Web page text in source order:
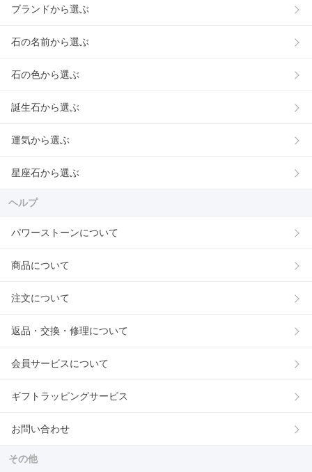
ブランドから選ぶ
石の名前から選ぶ
石の色から選ぶ
誕生石から選ぶ
運気から選ぶ
星座石から選ぶ
ヘルプ
パワーストーンについて
商品について
注文について
返品・交換・修理について
会員サービスについて
ギフトラッピングサービス
お問い合わせ
その他